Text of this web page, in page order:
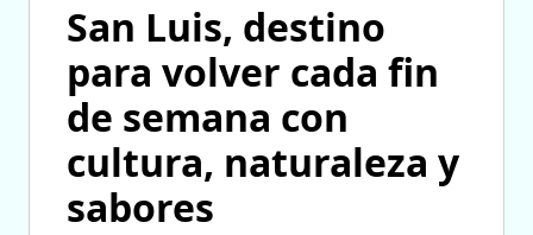
San Luis, destino
para volver cada fin
de semana con
cultura, naturaleza y
sabores